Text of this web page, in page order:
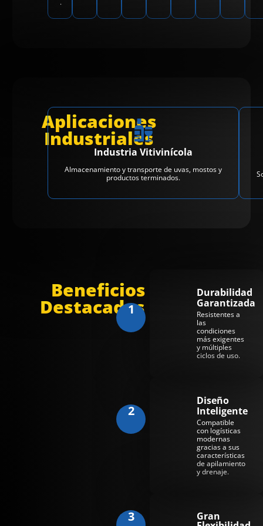
Aplicaciones
Industriales
Industria Vitivinícola
Almacenamiento y transporte de uvas, mostos y
productos terminados.
Beneficios
Destacados
Durabilidad
Garantizada
Resistentes a
las
condiciones
más exigentes
y múltiples
ciclos de uso.
Diseño
Inteligente
Compatible
con logísticas
modernas
gracias a sus
características
de apilamiento
y drenaje.
Gran
1
2
3